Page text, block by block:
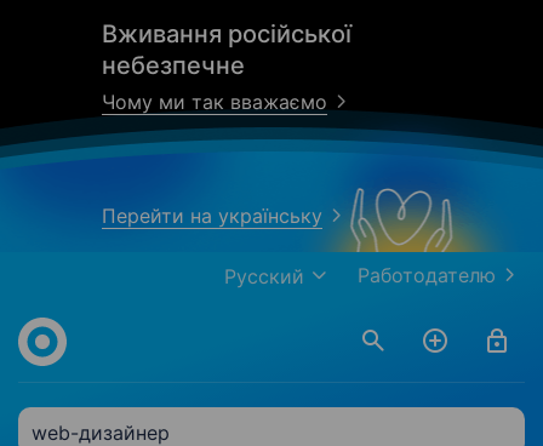
Вживання російської
небезпечне
Чому ми так вважаємо
Перейти на українську
Работодателю
Русский
web-дизайнер